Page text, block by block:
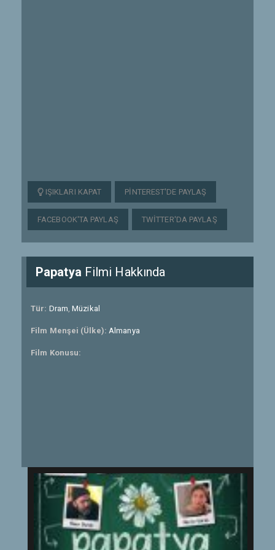
IŞIKLARI KAPAT PINTEREST'DE PAYLAŞ
FACEBOOK'TA PAYLAŞ TWITTER'DA PAYLAŞ
Papatya Filmi Hakkında
Tür: Dram,Müzikal
Film Menşei (Ülke): Almanya
Film Konusu: